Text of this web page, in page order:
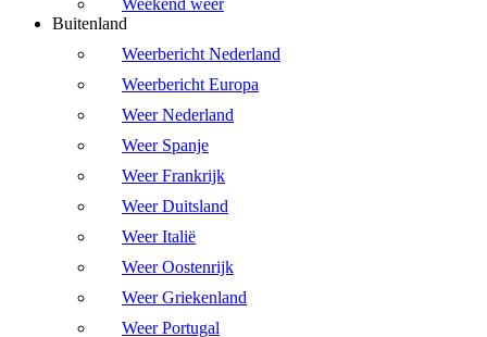
Weekend weer
Buitenland
Weerbericht Nederland
Weerbericht Europa
Weer Nederland
Weer Spanje
Weer Frankrijk
Weer Duitsland
Weer Italië
Weer Oostenrijk
Weer Griekenland
Weer Portugal